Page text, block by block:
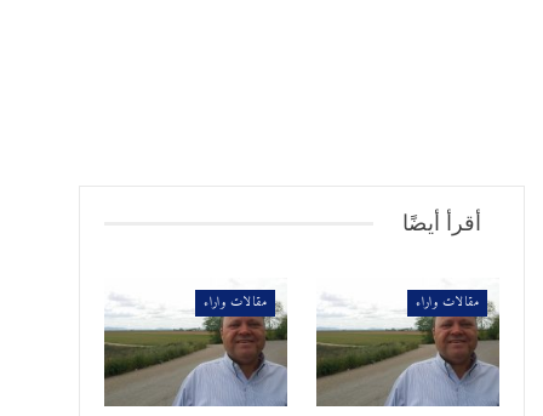
أقرأ أيضًا
مقالات واراء مقالات واراء